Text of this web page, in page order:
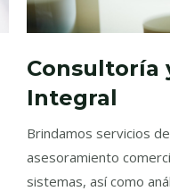
Consultoría
Integral
Brindamos servicios
asesoramiento
sistemas, así como